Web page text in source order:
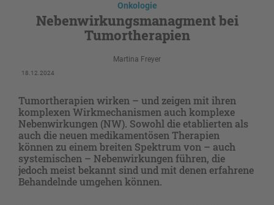
Onkologie
Nebenwirkungsmanagment bei
Tumortherapien
Martina Freyer
18.12.2024
Tumortherapien wirken – und zeigen mit ihren
komplexen Wirkmechanismen auch komplexe
Nebenwirkungen (NW). Sowohl die etablierten als
auch die neuen medikamentösen Therapien
können zu einem breiten Spektrum von – auch
systemischen – Nebenwirkungen führen, die
jedoch meist bekannt sind und mit denen erfahrene
Behandelnde umgehen können.